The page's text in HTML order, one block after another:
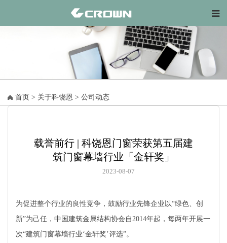
首页 > 关于科饶恩 > 公司动态
载誉前行 | 科饶恩门窗荣获第五届建
筑门窗幕墙行业「金轩奖」
2023-08-07
为促进整个行业的良性竞争，鼓励行业先锋企业以“绿色、创
新”为己任，中国建筑金属结构协会自2014年起，每两年开展一
次“建筑门窗幕墙行业‘金轩奖’评选”。